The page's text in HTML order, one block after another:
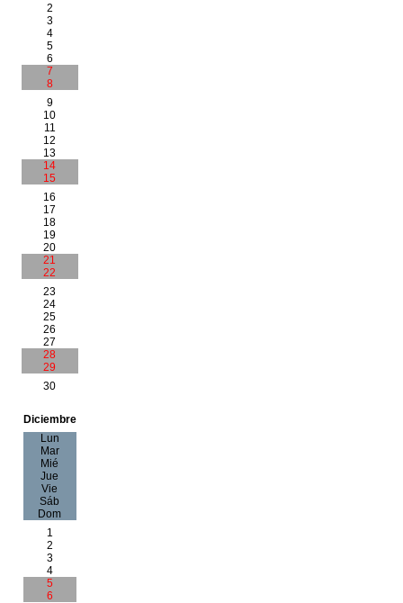
2
3
4
5
6
7
8
9
10
11
12
13
14
15
16
17
18
19
20
21
22
23
24
25
26
27
28
29
30
Diciembre
Lun
Mar
Mié
Jue
Vie
Sáb
Dom
1
2
3
4
5
6